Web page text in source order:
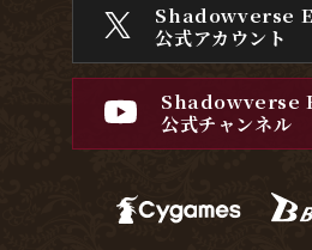
Shadowverse
公式アカウント
Shadowverse
公式チャンネル